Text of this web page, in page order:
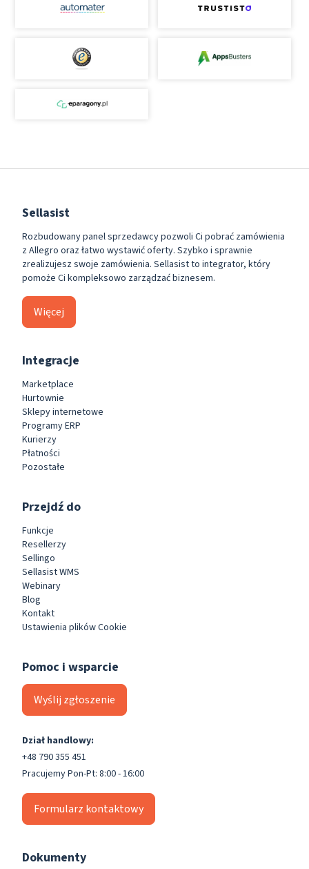
Sellasist
Rozbudowany panel sprzedawcy pozwoli Ci pobrać zamówienia
z Allegro oraz łatwo wystawić oferty. Szybko i sprawnie
zrealizujesz swoje zamówienia. Sellasist to integrator, który
pomoże Ci kompleksowo zarządzać biznesem.
Więcej
Integracje
Marketplace
Hurtownie
Sklepy internetowe
Programy ERP
Kurierzy
Płatności
Pozostałe
Przejdź do
Funkcje
Resellerzy
Sellingo
Sellasist WMS
Webinary
Blog
Kontakt
Ustawienia plików Cookie
Pomoc i wsparcie
Wyślij zgłoszenie
Dział handlowy:
+48 790 355 451
Pracujemy Pon-Pt: 8:00 - 16:00
Formularz kontaktowy
Dokumenty